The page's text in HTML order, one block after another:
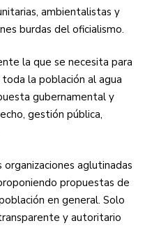
ambientalistas y
burdas del oficialismo.
la que se necesita para
la población al agua
gubernamental y
gestión pública,
aglutinadas
propuestas de
en general. Solo
y autoritario